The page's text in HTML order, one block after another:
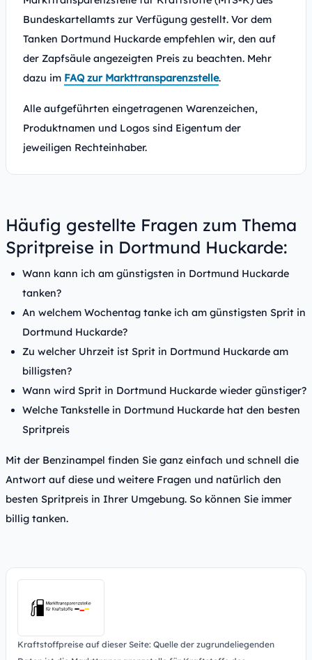
Bundeskartellamts zur Verfügung gestellt. Vor dem
Tanken Dortmund Huckarde empfehlen wir, den auf
der Zapfsäule angezeigten Preis zu beachten. Mehr
dazu im FAQ zur Markttransparenzstelle.
Alle aufgeführten eingetragenen Warenzeichen,
Produktnamen und Logos sind Eigentum der
jeweiligen Rechteinhaber.
Häufig gestellte Fragen zum Thema
Spritpreise in Dortmund Huckarde:
Wann kann ich am günstigsten in Dortmund Huckarde
tanken?
An welchem Wochentag tanke ich am günstigsten Sprit in
Dortmund Huckarde?
Zu welcher Uhrzeit ist Sprit in Dortmund Huckarde am
billigsten?
Wann wird Sprit in Dortmund Huckarde wieder günstiger?
Welche Tankstelle in Dortmund Huckarde hat den besten
Spritpreis
Mit der Benzinampel finden Sie ganz einfach und schnell die
Antwort auf diese und weitere Fragen und natürlich den
besten Spritpreis in Ihrer Umgebung. So können Sie immer
billig tanken.
Kraftstoffpreise auf dieser Seite: Quelle der zugrundeliegenden